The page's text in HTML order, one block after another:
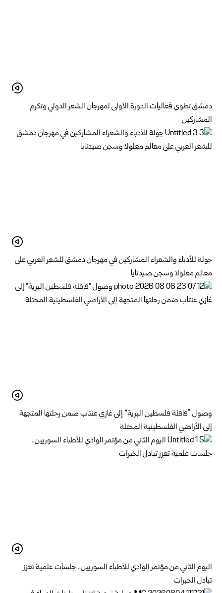
دمشق تطوي فعاليات الدورة الأولى لمهرجان الشعر الدولي وتكرم
المشاركين
جولة للأدباء والشعراء المشاركين في مهرجان دمشق للشعر العربي على
معالم معلولا وسجن صيدنايا
وصول “قافلة فلسطين البرية” إلى غازي عنتاب ضمن رحلتها المتجهة
إلى الأراضي الفلسطينية المحتلة
اليوم الثاني من مؤتمر الوادي للأطباء السوريين.. جلسات علمية تعزز
تبادل الخبرات